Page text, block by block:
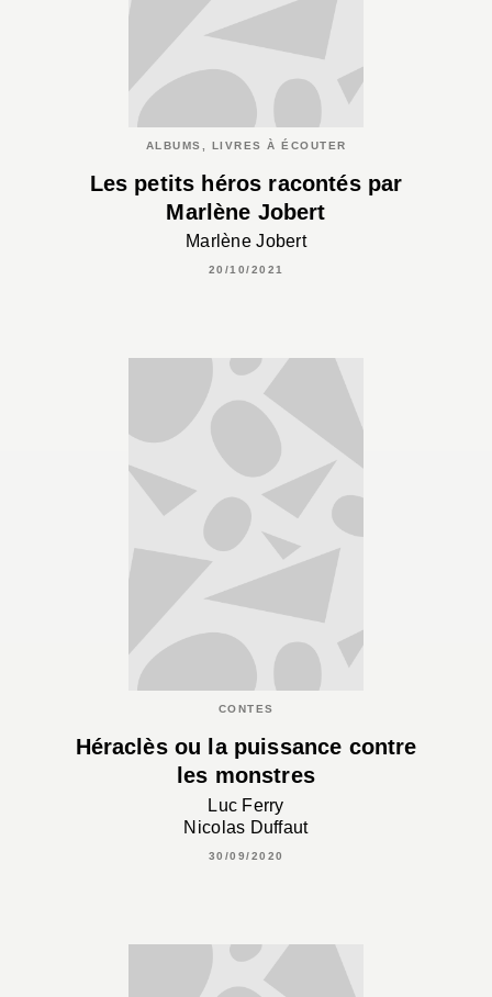
ALBUMS, LIVRES À ÉCOUTER
Les petits héros racontés par
Marlène Jobert
Marlène Jobert
20/10/2021
CONTES
Héraclès ou la puissance contre
les monstres
Luc Ferry
Nicolas Duffaut
30/09/2020